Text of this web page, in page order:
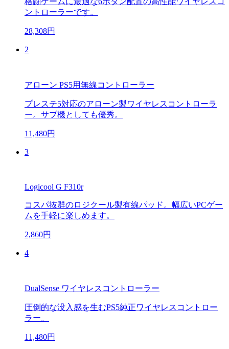
ントローラーです。
28,308円
2
アローン PS5用無線コントローラー
プレステ5対応のアローン製ワイヤレスコントローラ
ー。サブ機としても優秀。
11,480円
3
Logicool G F310r
コスパ抜群のロジクール製有線パッド。幅広いPCゲー
ムを手軽に楽しめます。
2,860円
4
DualSense ワイヤレスコントローラー
圧倒的な没入感を生むPS5純正ワイヤレスコントロー
ラー。
11,480円